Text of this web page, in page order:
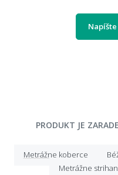
PRODUKT JE
Metrážne koberce
Metrážne